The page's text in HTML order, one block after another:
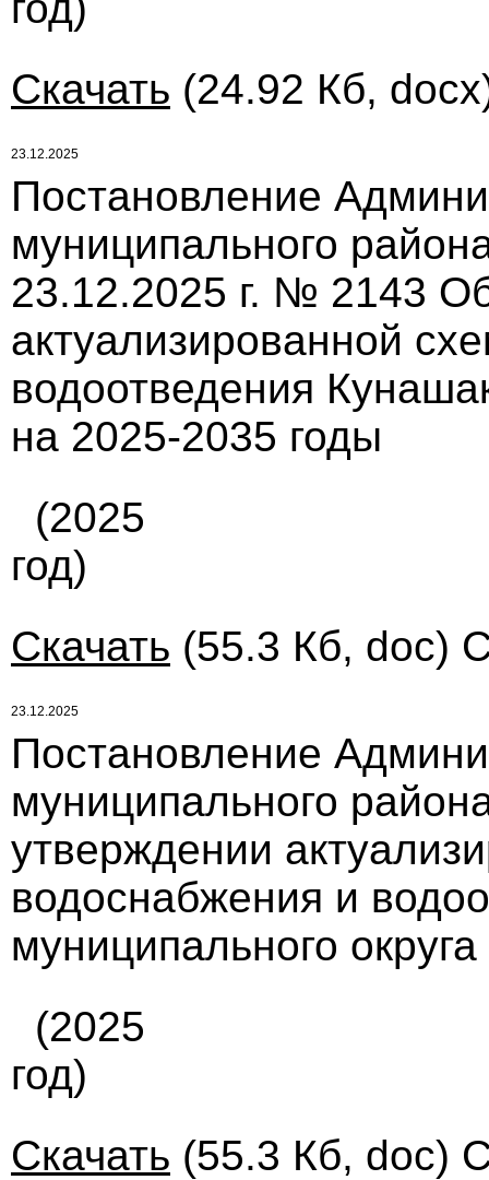
Скачать (24.92 Кб,
23.12.2025
Постановление
муниципального
23.12.2025 г. № 2143
актуализированной
водоотведения
на 2025-2035 годы
(2025
год)
Скачать (55.3 Кб, doc)
23.12.2025
Постановление
муниципального
утверждении
водоснабжения и
муниципального
(2025
год)
Скачать (55.3 Кб, doc)